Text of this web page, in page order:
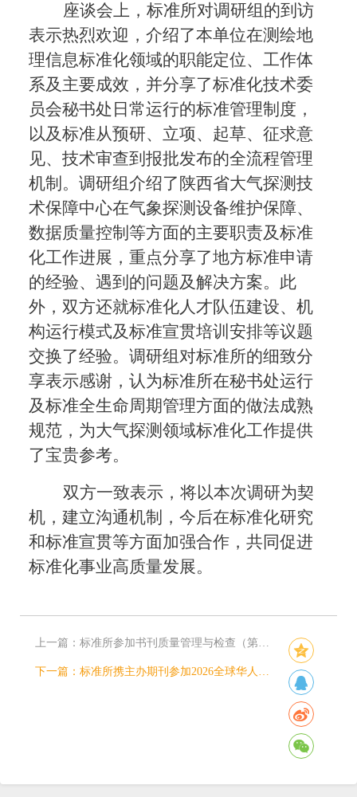
座谈会上，标准所对调研组的到访
表示热烈欢迎，介绍了本单位在测绘地
理信息标准化领域的职能定位、工作体
系及主要成效，并分享了标准化技术委
员会秘书处日常运行的标准管理制度，
以及标准从预研、立项、起草、征求意
见、技术审查到报批发布的全流程管理
机制。调研组介绍了陕西省大气探测技
术保障中心在气象探测设备维护保障、
数据质量控制等方面的主要职责及标准
化工作进展，重点分享了地方标准申请
的经验、遇到的问题及解决方案。此
外，双方还就标准化人才队伍建设、机
构运行模式及标准宣贯培训安排等议题
交换了经验。调研组对标准所的细致分
享表示感谢，认为标准所在秘书处运行
及标准全生命周期管理方面的做法成熟
规范，为大气探测领域标准化工作提供
了宝贵参考。
双方一致表示，将以本次调研为契
机，建立沟通机制，今后在标准化研究
和标准宣贯等方面加强合作，共同促进
标准化事业高质量发展。
上一篇： 标准所参加书刊质量管理与检查（第一期）培训班
下一篇： 标准所携主办期刊参加2026全球华人导航定位协会（CPGNSS）学术论坛